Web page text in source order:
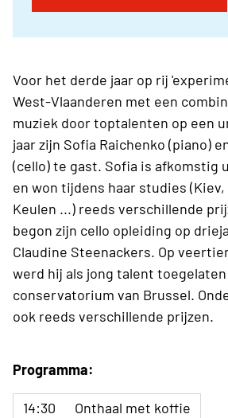
Voor het derde jaar op rij
West-Vlaanderen met een
muziek door toptalenten op een
jaar zijn Sofia Raichenko (piano)
(cello) te gast. Sofia is afkomstig
en won tijdens haar studies
Keulen ...) reeds verschillende
begon zijn cello opleiding op
Claudine Steenackers. Op
werd hij als jong talent
conservatorium van Brussel.
ook reeds verschillende prijzen.
Programma:
14:30
Onthaal met koffie